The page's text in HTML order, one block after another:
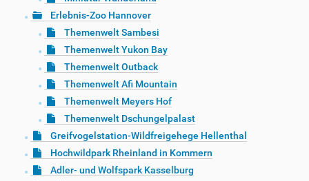
Erlebnis-Zoo Hannover
Themenwelt Sambesi
Themenwelt Yukon Bay
Themenwelt Outback
Themenwelt Afi Mountain
Themenwelt Meyers Hof
Themenwelt Dschungelpalast
Greifvogelstation-Wildfreigehege Hellenthal
Hochwildpark Rheinland in Kommern
Adler- und Wolfspark Kasselburg